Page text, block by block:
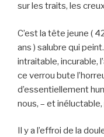
sur les traits, les
C’est la tête jeune (
ans ) salubre qui
intraitable, incurable,
ce verrou bute
d’essentiellement
nous, – et
Il y a l’effroi de la